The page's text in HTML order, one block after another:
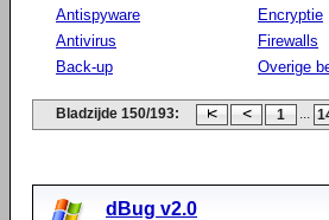
Antispyware
Antivirus
Back-up
Encryptie
Firewalls
Overige
Bladzijde 150/193: 1 ...
dBug v2.0